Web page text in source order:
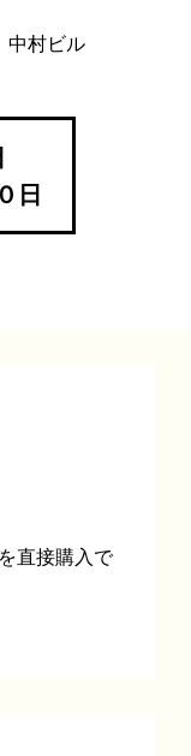
村ビル
日
直接購入で